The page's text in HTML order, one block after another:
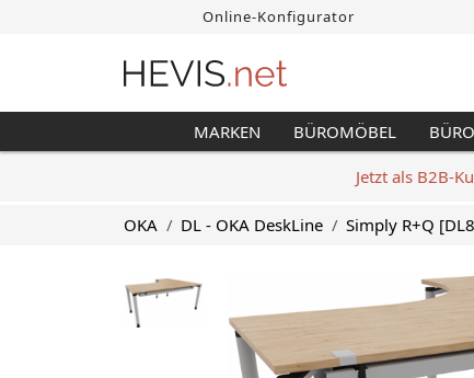
Online-Konfigurator
MARKEN BÜROMÖBEL
Jetzt als B2B-
OKA DL - OKA DeskLine Simply R+Q